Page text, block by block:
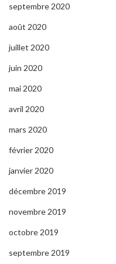
septembre 2020
août 2020
juillet 2020
juin 2020
mai 2020
avril 2020
mars 2020
février 2020
janvier 2020
décembre 2019
novembre 2019
octobre 2019
septembre 2019